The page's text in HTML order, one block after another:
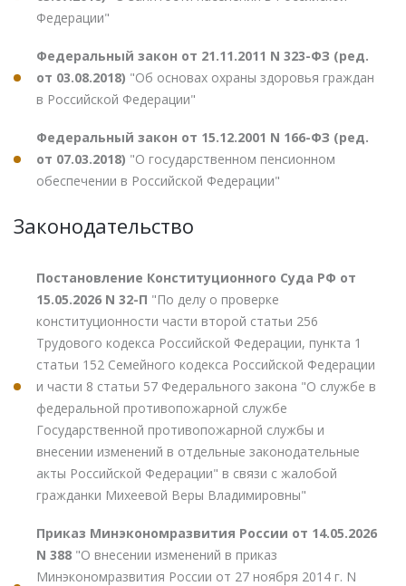
Федерации"
Федеральный закон от 21.11.2011 N 323-ФЗ (ред.
от 03.08.2018) "Об основах охраны здоровья граждан
в Российской Федерации"
Федеральный закон от 15.12.2001 N 166-ФЗ (ред.
от 07.03.2018) "О государственном пенсионном
обеспечении в Российской Федерации"
Законодательство
Постановление Конституционного Суда РФ от
15.05.2026 N 32-П "По делу о проверке
конституционности части второй статьи 256
Трудового кодекса Российской Федерации, пункта 1
статьи 152 Семейного кодекса Российской Федерации
и части 8 статьи 57 Федерального закона "О службе в
федеральной противопожарной службе
Государственной противопожарной службы и
внесении изменений в отдельные законодательные
акты Российской Федерации" в связи с жалобой
гражданки Михеевой Веры Владимировны"
Приказ Минэкономразвития России от 14.05.2026
N 388 "О внесении изменений в приказ
Минэкономразвития России от 27 ноября 2014 г. N